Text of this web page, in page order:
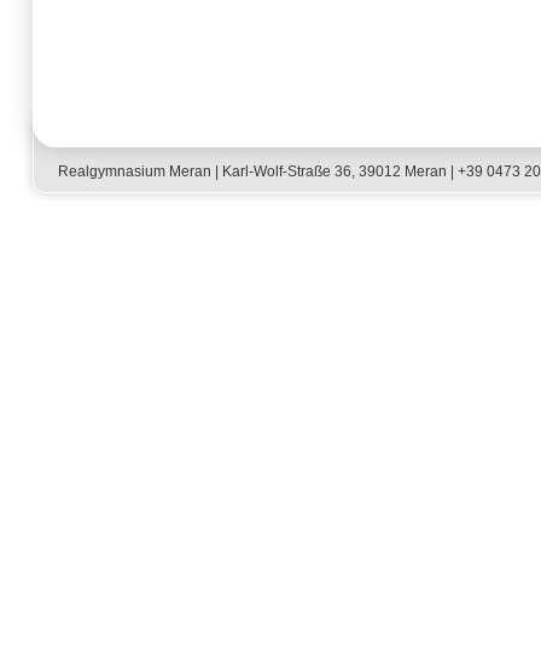
Realgymnasium Meran | Karl-Wolf-Straße 36, 39012 Meran | +39 0473